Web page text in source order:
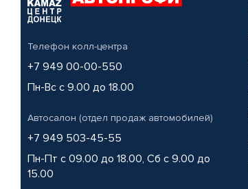
Телефон колл-центра
+7 949 00-00-550
Пн-Вс с 9.00 до 18.00
Автосалон (отдел продаж автомобилей)
+7 949 503-45-55
Пн-Пт с 09.00 до 18.00, Сб с 9.00 до
15.00